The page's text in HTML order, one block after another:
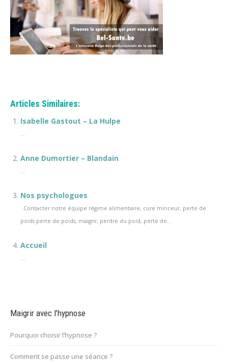
Articles Similaires:
Isabelle Gastout – La Hulpe
...
Anne Dumortier – Blandain
...
Nos psychologues
Contacter notre équipe régime alimentaire, cure minceur, perte de
poids perte de poids, maigrir, perdre du poid, perte de...
Accueil
...
Maigrir avec l’hypnose
Pourquoi choisir l’hypnose ?
Comment se passe une séance ?